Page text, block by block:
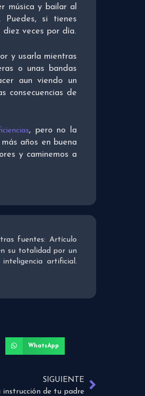
música y bailar al
Puedes, si tienes
diez veces por día.
y usarla mientras
o unas bandas
aun viendo un
consecuencias de
, pero no la
años en buena
y caminemos a
fuentes: Artículo
su totalidad por un
artificial.
WhatsApp
SIGUIENTE
instrucción de tu padre